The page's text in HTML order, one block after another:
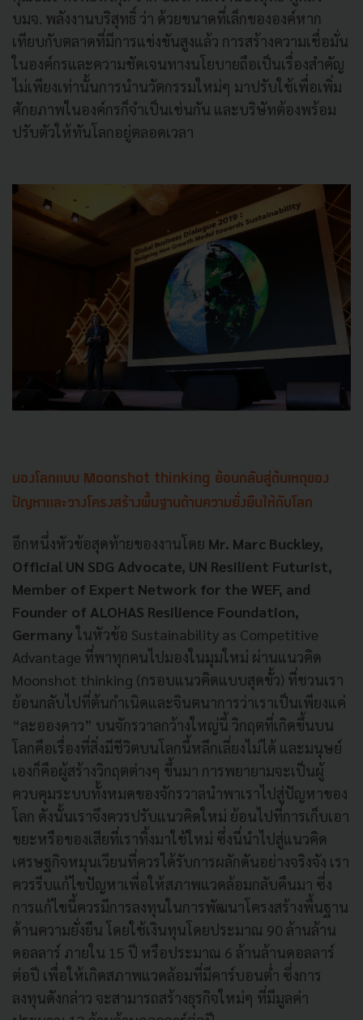
บมจ. พลังงานบริสุทธิ์ ว่า ด้วยขนาดที่เล็กขององค์หาก
เทียบกับตลาดที่มีการแข่งขันสูงแล้ว การสร้างความเชื่อมั่น
ในองค์กรและความชัดเจนทางนโยบายถือเป็นเรื่องสำคัญ
ไม่เพียงเท่านั้นการนำนวัตกรรมใหม่ๆ มาปรับใช้เพื่อเพิ่ม
ศักยภาพในองค์กรก็จำเป็นเช่นกัน และบริษัทต้องพร้อม
ปรับตัวให้ทันโลกอยู่ตลอดเวลา
มองโลกแบบ Moonshot thinking ย้อนกลับสู่ต้นเหตุของ
ปัญหาและวางโครงสร้างพื้นฐานด้านความยั่งยืนให้กับโลก
อีกหนึ่งหัวข้อสุดท้ายของงานโดย Mr. Marc Buckley,
Official UN SDG Advocate, UN Resilient Futurist,
Member of Expert Network for the WEF, and
Founder of ALOHAS Resilience Foundation,
Germanyในหัวข้อ Sustainability as Competitive
Advantage ที่พาทุกคนไปมองในมุมใหม่ ผ่านแนวคิด
Moonshot thinking (กรอบแนวคิดแบบสุดขั้ว) ที่ชวนเรา
ย้อนกลับไปที่ต้นกำเนิดและจินตนาการว่าเราเป็นเพียงแค่
“ละอองดาว” บนจักรวาลกว้างใหญ่นี้ วิกฤตที่เกิดขึ้นบน
โลกคือเรื่องที่สิ่งมีชีวิตบนโลกนี้หลีกเลี่ยงไม่ได้ และมนุษย์
เองก็คือผู้สร้างวิกฤตต่างๆ ขึ้นมา การพยายามจะเป็นผู้
ควบคุมระบบทั้งหมดของจักรวาลนำพาเราไปสู่ปัญหาของ
โลก ดังนั้นเราจึงควรปรับแนวคิดใหม่ ย้อนไปที่การเก็บเอา
ขยะหรือของเสียที่เราทิ้งมาใช้ใหม่ ซึ่งนี่นำไปสู่แนวคิด
เศรษฐกิจหมุนเวียนที่ควรได้รับการผลักดันอย่างจริงจัง เรา
ควรรีบแก้ไขปัญหาเพื่อให้สภาพแวดล้อมกลับคืนมา ซึ่ง
การแก้ไขนี้ควรมีการลงทุนในการพัฒนาโครงสร้างพื้นฐาน
ด้านความยั่งยืน โดยใช้เงินทุนโดยประมาณ 90 ล้านล้าน
ดอลลาร์ ภายใน 15 ปี หรือประมาณ 6 ล้านล้านดอลลาร์
ต่อปี เพื่อให้เกิดสภาพแวดล้อมที่มีคาร์บอนต่ำ ซึ่งการ
ลงทุนดังกล่าว จะสามารถสร้างธุรกิจใหม่ๆ ที่มีมูลค่า